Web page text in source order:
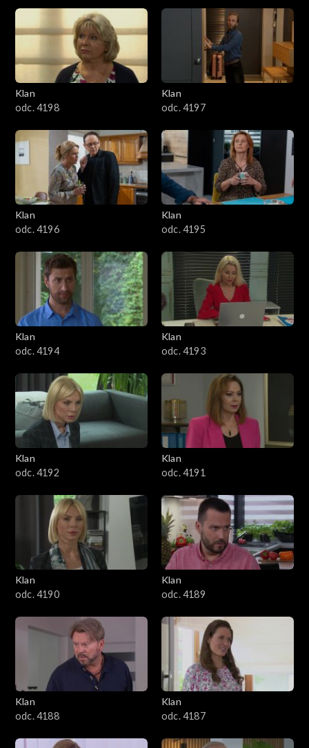
niedwuznacznej sytuacji z młodą asystentką.
4201–4300
4101–4200
3901–4000
3801–3900
3701–3800
3601–3700
3501–3600
3401–3500
3201–3300
3101–3200
3001–3100
2901–3000
2801–2900
2701–2800
2501–2600
2401–2500
2301–2400
2201–2300
Klan
odc. 4198
Klan
odc. 4197
Klan
odc. 4196
Klan
odc. 4195
Klan
odc. 4194
Klan
odc. 4193
Klan
odc. 4192
Klan
odc. 4191
Klan
odc. 4190
Klan
odc. 4189
Klan
odc. 4188
Klan
odc. 4187